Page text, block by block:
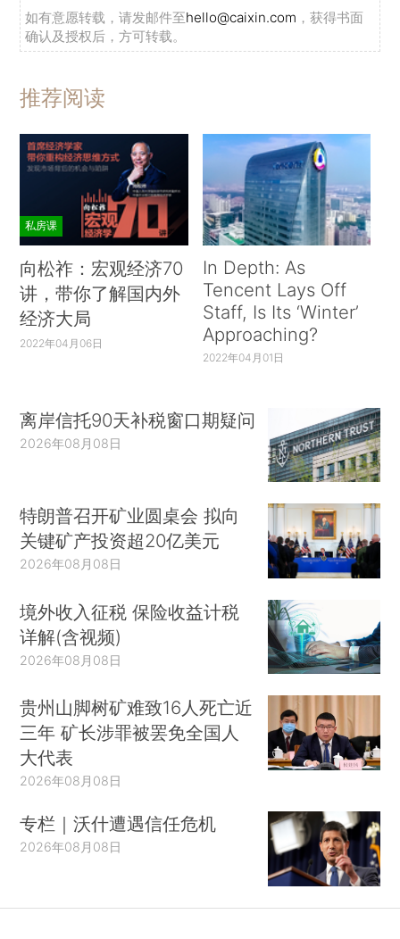
如有意愿转载，请发邮件至hello@caixin.com ，获得书面
确认及授权后，方可转载。
推荐阅读
私房课
向松祚：宏观经济70
讲，带你了解国内外
经济大局
2022年04月06日
In Depth: As
Tencent Lays Off
Staff, Is Its ‘Winter’
Approaching?
2022年04月01日
离岸信托90天补税窗口期疑问
2026年08月08日
特朗普召开矿业圆桌会 拟向
关键矿产投资超20亿美元
2026年08月08日
境外收入征税 保险收益计税
详解(含视频)
2026年08月08日
贵州山脚树矿难致16人死亡近
三年 矿长涉罪被罢免全国人
大代表
2026年08月08日
专栏｜沃什遭遇信任危机
2026年08月08日